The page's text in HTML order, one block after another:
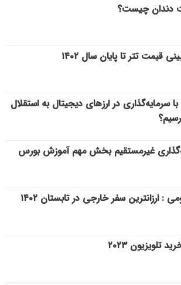
دندان چیست؟
قیمت تتر تا پایان سال ۱۴۰۲
سرمایه‌گذاری در ارزهای دیجیتال به استقلال
غیرمستقیم بخش مهم آموزش بورس
: ارزانترین سفر خارجی در تابستان ۱۴۰۲
تلویزیون ۲۰۲۳